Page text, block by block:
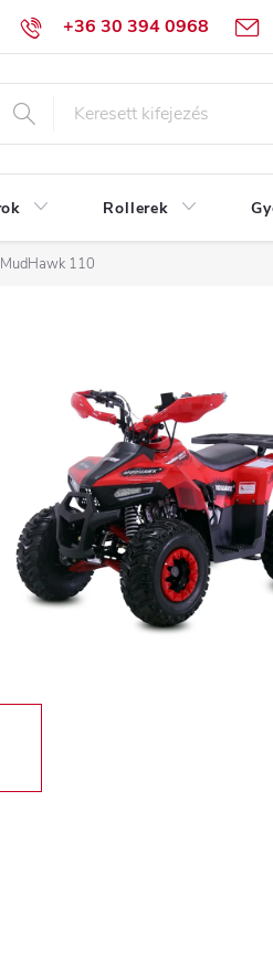
+36 30 394 0968
lépései Üzleti feltételek (ÁSZF)
Rollerek
110